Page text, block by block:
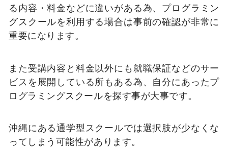
る内容・料金などに違いがある為、プログラミン
グスクールを利用する場合は事前の確認が非常に
重要になります。
また受講内容と料金以外にも就職保証などのサー
ビスを展開している所もある為、自分にあったプ
ログラミングスクールを探す事が大事です。
沖縄にある通学型スクールでは選択肢が少なくな
ってしまう可能性があります。